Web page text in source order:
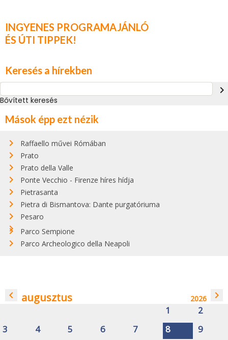
INGYENES PROGRAMAJÁNLÓ
ÉS ÚTI TIPPEK!
Keresés a hírekben
navigate_next
Bővített keresés
Mások épp ezt nézik
Raffaello művei Rómában
Prato
Prato della Valle
Ponte Vecchio - Firenze híres hídja
Pietrasanta
Pietra di Bismantova: Dante purgatóriuma
Pesaro
Parco Sempione
Parco Archeologico della Neapoli
navigate_before augusztus 2026 navigate_next
1
2
3
4 5 6 7 8
9